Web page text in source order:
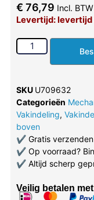
€ 76,79 Incl. BTW
Levertijd: levertijd
SKU U709632
Categorieën
Vakindeling,
boven
✔Gratis
✔Op voorraad?
✔Altijd scherp
Veilig betalen met